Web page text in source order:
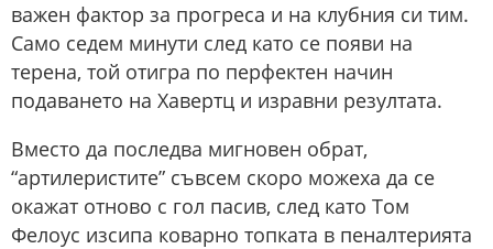
важен фактор за прогреса и на клубния си тим.
Само седем минути след като се появи на
терена, той отигра по перфектен начин
подаването на Хавертц и изравни резултата.
Вместо да последва мигновен обрат,
“артилеристите” съвсем скоро можеха да се
окажат отново с гол пасив, след като Том
Фелоус изсипа коварно топката в пеналтерията